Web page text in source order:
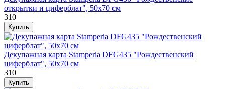
открытки и циферблат", 50х70 см
310
Декупажная карта Stamperia DFG435 "Рождественский
циферблат", 50х70 см
310